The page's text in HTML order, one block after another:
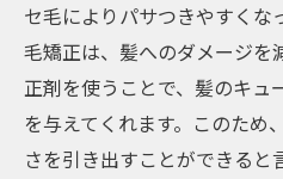
セ毛によりパサつきやすくな
毛矯正は、髪へのダメージを
正剤を使うことで、髪のキュ
を与えてくれます。このため
さを引き出すことができると